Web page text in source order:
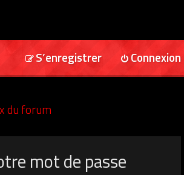
Connexion
S’enregistrer
du forum
mot de passe